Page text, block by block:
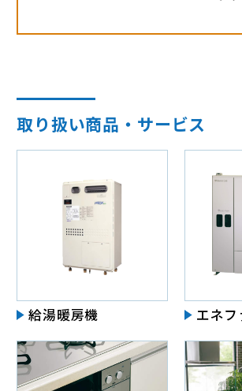
取り扱い商品・サービス
給湯暖房機 エネフ